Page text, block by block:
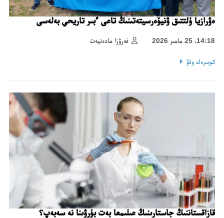
ەۋرازيا ۇلتتىق ۋنيۆەرسيتەتىنىڭ تاعى ءبىر تاريحي بەلەسى
فەرۋزا مادەنيەت 14:18، 25 مامىر 2026
كوبىرەك وقۋ
قازاقستاننىڭ جاستارىنىڭ عىلىمعا بەت بۇرۋىنا نە سەبەپ؟